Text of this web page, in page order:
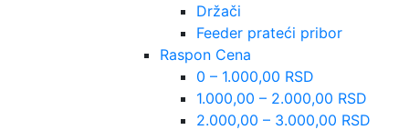
Držači
Feeder prateći pribor
Raspon Cena
0 – 1.000,00 RSD
1.000,00 – 2.000,00 RSD
2.000,00 – 3.000,00 RSD